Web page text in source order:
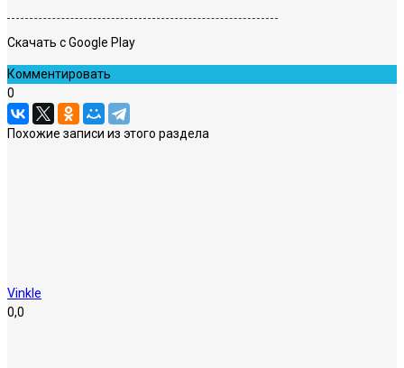
Скачать с Google Play
Комментировать
0
Похожие записи из этого раздела
Vinkle
0,0